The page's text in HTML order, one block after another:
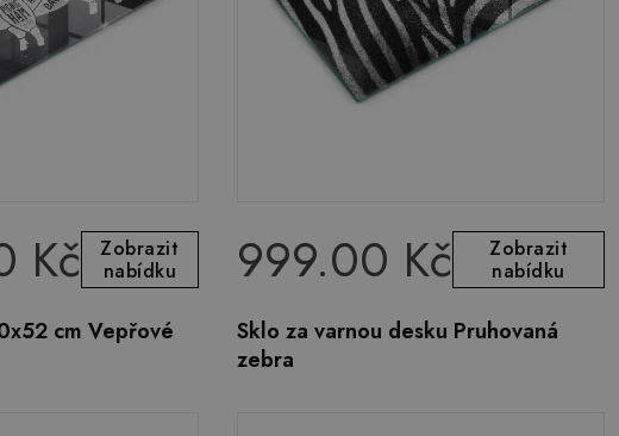
Kč
Zobrazit
nabídku
cm Vepřové
999.00 Kč
Zobrazit
nabídku
Sklo za varnou desku Pruhovaná
zebra